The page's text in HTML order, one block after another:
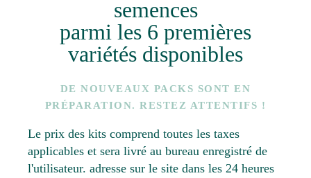
semences
parmi les 6 premières
variétés disponibles
DE NOUVEAUX PACKS SONT EN
PRÉPARATION. RESTEZ ATTENTIFS !
Le prix des kits comprend toutes les taxes
applicables et sera livré au bureau enregistré de
l'utilisateur. adresse sur le site dans les 24 heures